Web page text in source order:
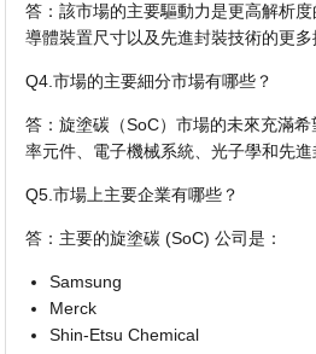
答：該市場的主要驅動力是更高解析
導體裝置尺寸以及先進封裝技術的更多
Q4.市場的主要細分市場有哪些？
答：旋塗碳（SoC）市場的未來充滿
率元件、電子機械系統、光子學和先進
Q5.市場上主要企業有哪些？
答：主要的旋塗碳 (SoC) 公司是：
Samsung
Merck
Shin-Etsu Chemical